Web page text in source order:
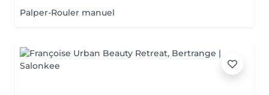
Palper-Rouler manuel